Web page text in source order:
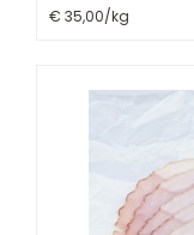
€ 35,00/kg